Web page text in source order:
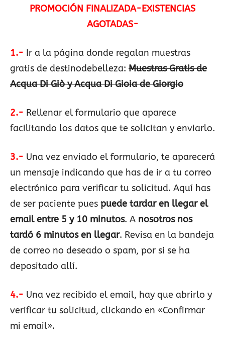
PROMOCIÓN FINALIZADA-EXISTENCIAS
AGOTADAS-
1.- Ir a la página donde regalan muestras
gratis de destinodebelleza: Muestras Gratis de
Acqua Di Giò y Acqua Di Gioia de Giorgio
2.- Rellenar el formulario que aparece
facilitando los datos que te solicitan y enviarlo.
3.- Una vez enviado el formulario, te aparecerá
un mensaje indicando que has de ir a tu correo
electrónico para verificar tu solicitud. Aquí has
de ser paciente pues puede tardar en llegar el
email entre 5 y 10 minutos. A nosotros nos
tardó 6 minutos en llegar. Revisa en la bandeja
de correo no deseado o spam, por si se ha
depositado allí.
4.- Una vez recibido el email, hay que abrirlo y
verificar tu solicitud, clickando en «Confirmar
mi email».